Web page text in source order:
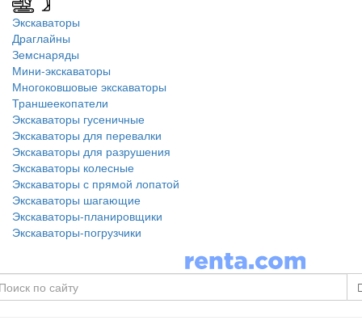
Экскаваторы
Драглайны
Земснаряды
Мини-экскаваторы
Многоковшовые экскаваторы
Траншеекопатели
Экскаваторы гусеничные
Экскаваторы для перевалки
Экскаваторы для разрушения
Экскаваторы колесные
Экскаваторы с прямой лопатой
Экскаваторы шагающие
Экскаваторы-планировщики
Экскаваторы-погрузчики